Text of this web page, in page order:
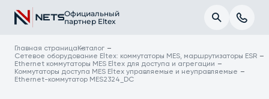
Официальный
партнер Eltex
Главная страница Каталог
Сетевое оборудование Eltex: коммутаторы MES, маршрутизаторы ESR
Ethernet коммутаторы MES Eltex для доступа и агрегации
Коммутаторы доступа MES Eltex управляемые и неуправляемые
Ethernet-коммутатор MES2324_DC